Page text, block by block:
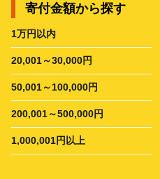
寄付金額から探す
1万円以内
20,001～30,000円
50,001～100,000円
200,001～500,000円
1,000,001円以上